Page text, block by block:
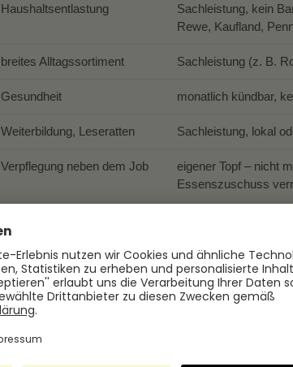
Haushaltsentlastung
Sachleistung, kein
Rewe, Kaufland,
breites Alltagssortiment Sachleistung (z. B.
Gesundheit monatlich kündbar,
Weiterbildung, Leseratten Sachleistung, lokal
Verpflegung neben dem Job
eigener Topf – nicht
Essenszuschuss
Freizeit limitierte
alle Marken, eine Karte
ZAG-geprüft,